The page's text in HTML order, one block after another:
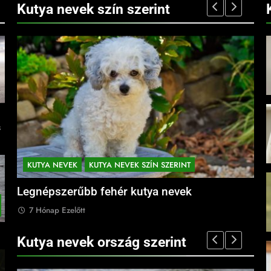
Kutya nevek szín szerint
KUTYA NEVEK KUTYA NEVEK SZÍN SZERINT
Legnépszerűbb fehér kutya nevek
7 Hónap Ezelőtt
Kutya nevek ország szerint